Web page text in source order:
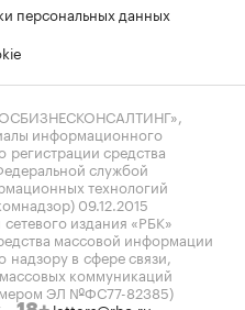
персональных данных
информационного
регистрации средства
службой
технологий
09.12.2015
издания «РБК»
массовой информации
в сфере связи,
коммуникаций
ЭЛ №ФС77-82385)